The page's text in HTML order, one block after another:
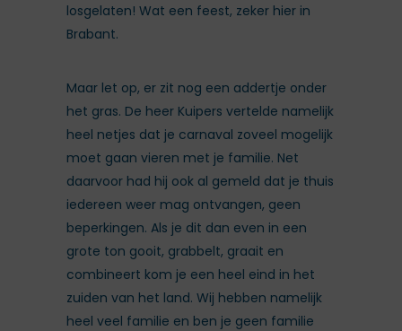
losgelaten! Wat een feest, zeker hier in
Brabant.
Maar let op, er zit nog een addertje onder
het gras. De heer Kuipers vertelde namelijk
heel netjes dat je carnaval zoveel mogelijk
moet gaan vieren met je familie. Net
daarvoor had hij ook al gemeld dat je thuis
iedereen weer mag ontvangen, geen
beperkingen. Als je dit dan even in een
grote ton gooit, grabbelt, graait en
combineert kom je een heel eind in het
zuiden van het land. Wij hebben namelijk
heel veel familie en ben je geen familie